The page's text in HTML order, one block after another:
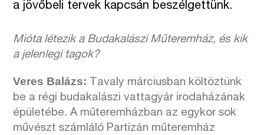
a jövőbeli tervek kapcsán beszélgettünk.
Mióta létezik a Budakalászi Műteremház, és kik
a jelenlegi tagok?
Veres Balázs: Tavaly márciusban költöztünk
be a régi budakalászi vattagyár irodaházának
épületébe. A műteremházban az egykor sok
művészt számláló Partizán műteremház